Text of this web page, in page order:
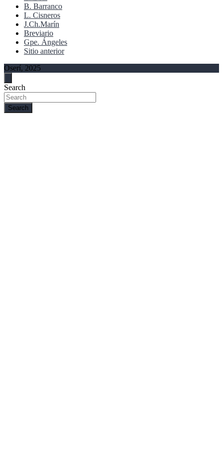
B. Barranco
L. Cisneros
J.Ch.Marín
Breviario
Gpe. Ángeles
Sitio anterior
Oserí, 2025
Search
Search